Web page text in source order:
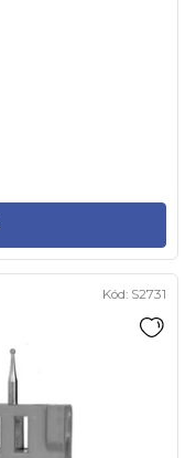
Kód: S2731